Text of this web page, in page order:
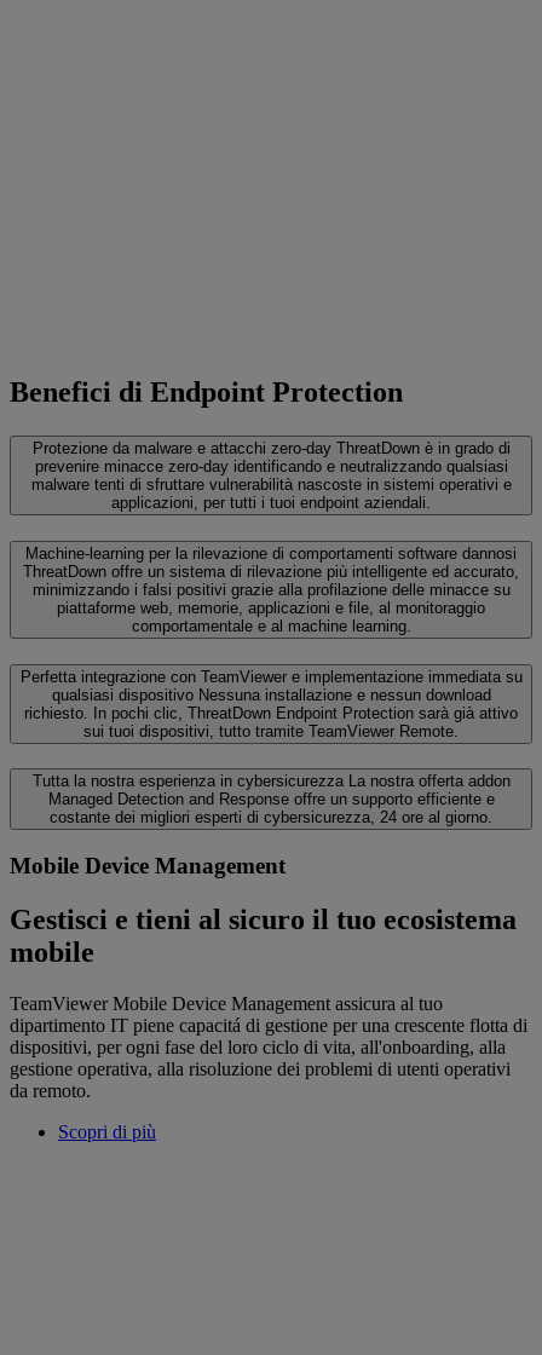
Benefici di Endpoint Protection
Protezione da malware e attacchi zero-day ThreatDown è in grado di
prevenire minacce zero-day identificando e neutralizzando qualsiasi
malware tenti di sfruttare vulnerabilità nascoste in sistemi operativi e
applicazioni, per tutti i tuoi endpoint aziendali.
Machine-learning per la rilevazione di comportamenti software dannosi
ThreatDown offre un sistema di rilevazione più intelligente ed accurato,
minimizzando i falsi positivi grazie alla profilazione delle minacce su
piattaforme web, memorie, applicazioni e file, al monitoraggio
comportamentale e al machine learning.
Perfetta integrazione con TeamViewer e implementazione immediata su
qualsiasi dispositivo Nessuna installazione e nessun download
richiesto. In pochi clic, ThreatDown Endpoint Protection sarà già attivo
sui tuoi dispositivi, tutto tramite TeamViewer Remote.
Tutta la nostra esperienza in cybersicurezza La nostra offerta addon
Managed Detection and Response offre un supporto efficiente e
costante dei migliori esperti di cybersicurezza, 24 ore al giorno.
Mobile Device Management
Gestisci e tieni al sicuro il tuo ecosistema
mobile
TeamViewer Mobile Device Management assicura al tuo
dipartimento IT piene capacitá di gestione per una crescente flotta di
dispositivi, per ogni fase del loro ciclo di vita, all'onboarding, alla
gestione operativa, alla risoluzione dei problemi di utenti operativi
da remoto.
Scopri di più